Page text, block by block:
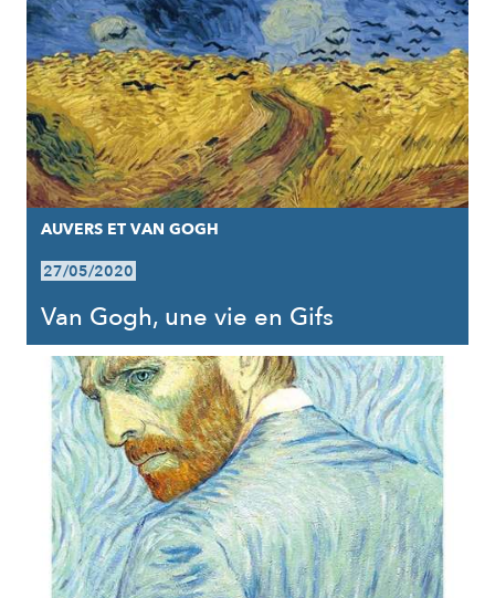
AUVERS ET VAN GOGH
27/05/2020
Van Gogh, une vie en Gifs